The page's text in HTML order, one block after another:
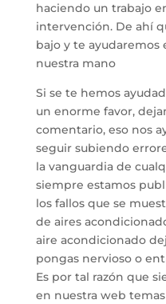
haciendo un trabajo
intervención. De ahí
bajo y te ayudaremos
nuestra mano
Si se te hemos
un enorme favor,
comentario, eso nos
seguir subiendo
la vanguardia de
siempre estamos
los fallos que se
de aires
aire acondicionado
pongas nervioso o
Es por tal razón que
en nuestra web